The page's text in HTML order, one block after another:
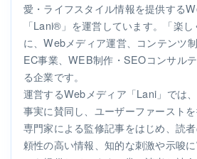
愛・ライフスタイル情報を提供する
「Lani®」を運営しています。「楽
に、Webメディア運営、コンテンツ
EC事業、WEB制作・SEOコンサル
る企業です。
運営するWebメディア「Lani」では
事実に賛同し、ユーザーファースト
専門家による監修記事をはじめ、読
頼性の高い情報、知的な刺激や示唆